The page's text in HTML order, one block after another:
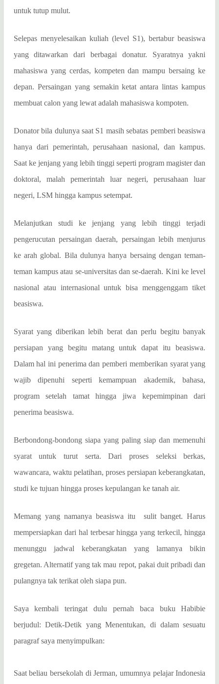
untuk tutup mulut.
Selepas menyelesaikan kuliah (level S1), bertabur beasiswa
yang ditawarkan dari berbagai donatur. Syaratnya yakni
mahasiswa yang cerdas, kompeten dan mampu bersaing ke
depan. Persaingan yang semakin ketat antara lintas kampus
membuat calon yang lewat adalah mahasiswa kompoten.
Donator bila dulunya saat S1 masih sebatas pemberi beasiswa
hanya dari pemerintah, perusahaan nasional, dan kampus.
Saat ke jenjang yang lebih tinggi seperti program magister dan
doktoral, malah pemerintah luar negeri, perusahaan luar
negeri, LSM hingga kampus setempat.
Melanjutkan studi ke jenjang yang lebih tinggi terjadi
pengerucutan persaingan daerah, persaingan lebih menjurus
ke arah global. Bila dulunya hanya bersaing dengan teman-
teman kampus atau se-universitas dan se-daerah. Kini ke level
nasional atau internasional untuk bisa menggenggam tiket
beasiswa.
Syarat yang diberikan lebih berat dan perlu begitu banyak
persiapan yang begitu matang untuk dapat itu beasiswa.
Dalam hal ini penerima dan pemberi memberikan syarat yang
wajib dipenuhi seperti kemampuan akademik, bahasa,
program setelah tamat hingga jiwa kepemimpinan dari
penerima beasiswa.
Berbondong-bondong siapa yang paling siap dan memenuhi
syarat untuk turut serta. Dari proses seleksi berkas,
wawancara, waktu pelatihan, proses persiapan keberangkatan,
studi ke tujuan hingga proses kepulangan ke tanah air.
Memang yang namanya beasiswa itu sulit banget. Harus
mempersiapkan dari hal terbesar hingga yang terkecil, hingga
menunggu jadwal keberangkatan yang lamanya bikin
gregetan. Alternatif yang tak mau repot, pakai duit pribadi dan
pulangnya tak terikat oleh siapa pun.
Saya kembali teringat dulu pernah baca buku Habibie
berjudul: Detik-Detik yang Menentukan, di dalam sesuatu
paragraf saya menyimpulkan:
Saat beliau bersekolah di Jerman, umumnya pelajar Indonesia